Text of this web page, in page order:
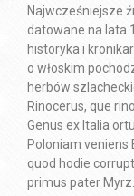
Najwcześniejsze
datowane na lata
historyka i
o włoskim
herbów
Rinocerus, que
Genus ex Italia
Poloniam veniens
quod hodie
primus pater Myrz.